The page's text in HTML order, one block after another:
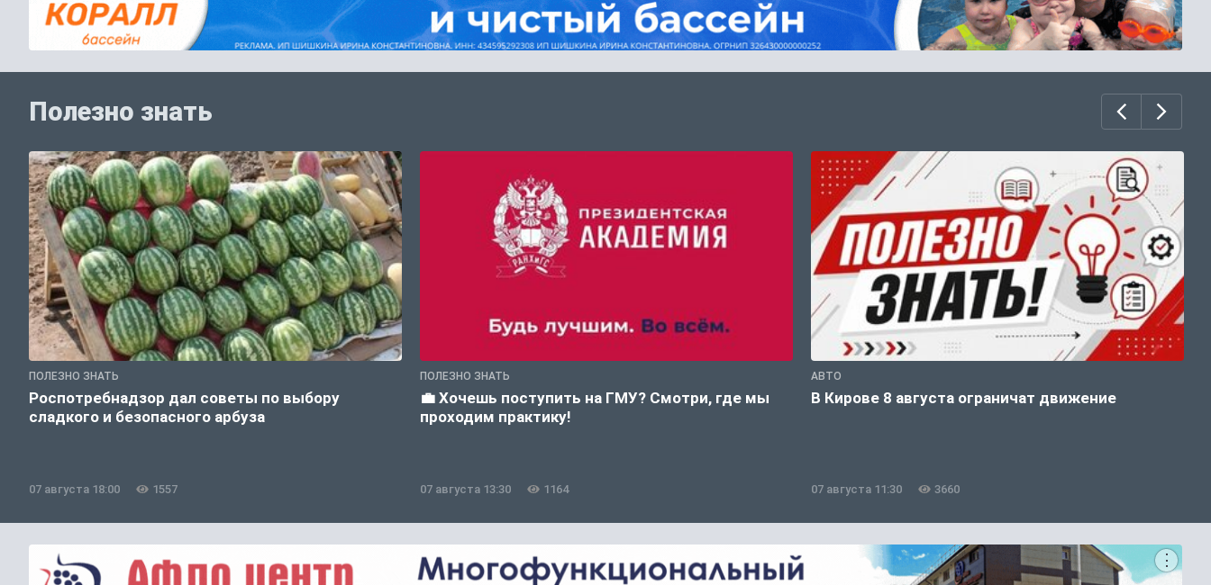
Полезно знать
ПОЛЕЗНО ЗНАТЬ
Роспотребнадзор дал советы по выбору
сладкого и безопасного арбуза
07 августа 18:00 1557
ПОЛЕЗНО ЗНАТЬ
💼 Хочешь поступить на ГМУ? Смотри, где мы
проходим практику!
07 августа 13:30 1164
АВТО
В Кирове 8 августа ограничат движение
07 августа 11:30 3660